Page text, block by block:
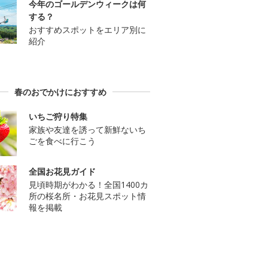
今年のゴールデンウィークは何
する？
おすすめスポットをエリア別に
紹介
春のおでかけにおすすめ
いちご狩り特集
家族や友達を誘って新鮮ないち
ごを食べに行こう
全国お花見ガイド
見頃時期がわかる！全国1400カ
所の桜名所・お花見スポット情
報を掲載